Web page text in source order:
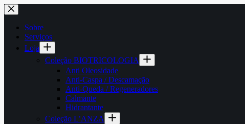
Pular
para
conteúdo
Sobre
Serviços
Loja
Coleção BIOTRICOLOGIA
Anti Oleosidade
Anti-Caspa / Descamação
Anti-Queda / Regeneradores
Calmante
Hidrantante
Coleção L’ANZA